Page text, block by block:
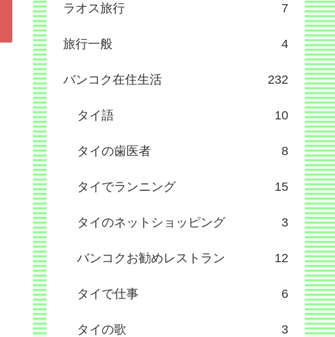
ラオス旅行 7
旅行一般 4
バンコク在住生活 232
タイ語 10
タイの歯医者 8
タイでランニング 15
タイのネットショッピング 3
バンコクお勧めレストラン 12
タイで仕事 6
タイの歌 3